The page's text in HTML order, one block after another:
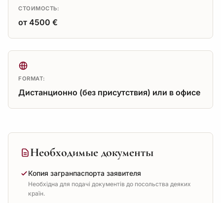
СТОИМОСТЬ:
от 4500 €
FORMAT:
Дистанционно (без присутствия) или в офисе
Необходимые документы
Копия загранпаспорта заявителя
Необхідна для подачі документів до посольства деяких
країн.